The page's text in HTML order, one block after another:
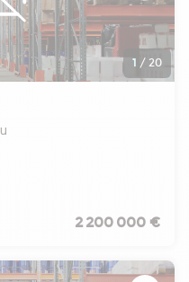
1 / 20
Fuveau 13710
entretenu, prêts à
: 1 764 m² / Atelier
2 200 000 €